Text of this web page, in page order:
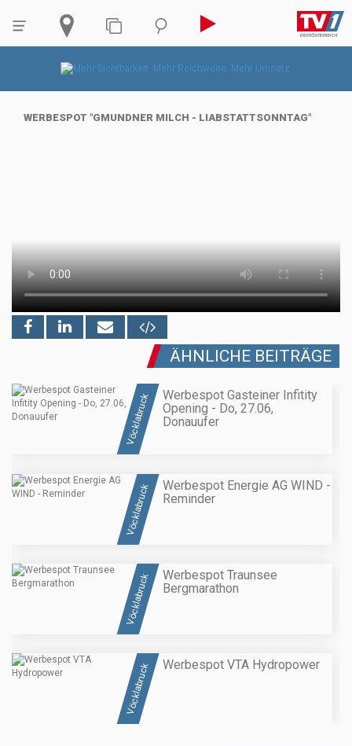
WERBESPOT "GMUNDNER MILCH - LIABSTATTSONNTAG"
ÄHNLICHE BEITRÄGE
Vöcklabruck
Werbespot Gasteiner Infitity
Opening - Do, 27.06,
Donauufer
Vöcklabruck
Werbespot Energie AG WIND -
Reminder
Vöcklabruck
Werbespot Traunsee
Bergmarathon
Vöcklabruck Werbespot VTA Hydropower